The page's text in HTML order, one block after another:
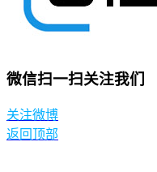
微信扫一扫关注我们
关注微博
返回顶部